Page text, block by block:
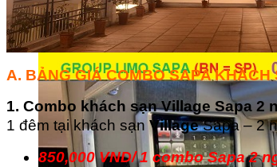
A. BẢNG GIÁ COMBO SAPA
1. Combo khách sạn Village Sapa 2
1 đêm tại khách sạn VillageSapa – 2
850,000 VND/ 1 combo Sapa 2